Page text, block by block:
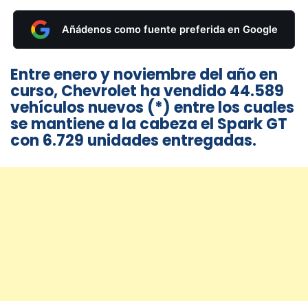
Añádenos como fuente preferida en Google
Entre enero y noviembre del año en
curso, Chevrolet ha vendido 44.589
vehículos nuevos (*) entre los cuales
se mantiene a la cabeza el Spark GT
con 6.729 unidades entregadas.